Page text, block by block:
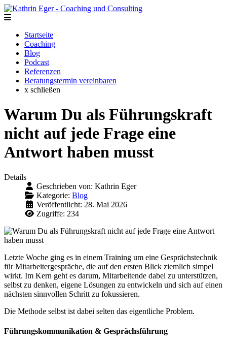
Startseite
Coaching
Blog
Podcast
Referenzen
Beratungstermin vereinbaren
x schließen
Warum Du als Führungskraft
nicht auf jede Frage eine
Antwort haben musst
Details
Geschrieben von: Kathrin Eger
Kategorie: Blog
Veröffentlicht: 28. Mai 2026
Zugriffe: 234
Letzte Woche ging es in einem Training um eine Gesprächstechnik
für Mitarbeitergespräche, die auf den ersten Blick ziemlich simpel
wirkt. Im Kern geht es darum, Mitarbeitende dabei zu unterstützen,
selbst zu denken, eigene Lösungen zu entwickeln und sich auf einen
nächsten sinnvollen Schritt zu fokussieren.
Die Methode selbst ist dabei selten das eigentliche Problem.
Führungskommunikation & Gesprächsführung